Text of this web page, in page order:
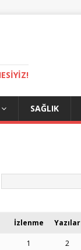
SAĞLIK
İzlenme Yazılar
1 2